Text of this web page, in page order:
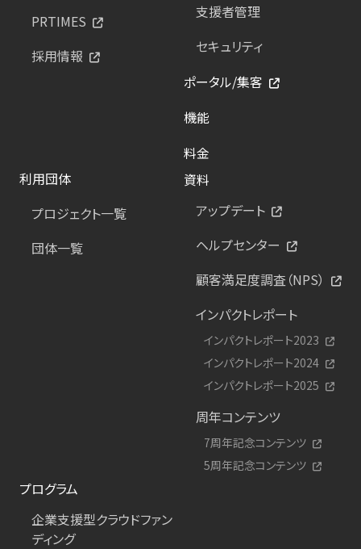
PRTIMES
採用情報
支援者管理
セキュリティ
ポータル/集客
機能
料金
利用団体
プロジェクト一覧
団体一覧
資料
アップデート
ヘルプセンター
顧客満足度調査（NPS）
インパクトレポート
インパクトレポート2023
インパクトレポート2024
インパクトレポート2025
周年コンテンツ
7周年記念コンテンツ
5周年記念コンテンツ
プログラム
企業支援型クラウドファン
ディング